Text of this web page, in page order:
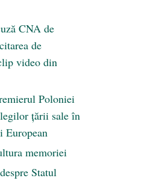
CNA de
de
video din
Poloniei
țării sale în
European
memoriei
Statul